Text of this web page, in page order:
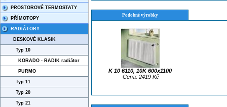
PROSTOROVÉ TERMOSTATY
PŘÍMOTOPY
RADIÁTORY
DESKOVÉ KLASIK
Typ 10
KORADO - RADIK radiátor
PURMO
Typ 11
Typ 20
Typ 21
Podobné výrobky
K 10 6110, 10K 600x1100
Cena: 2419 Kč